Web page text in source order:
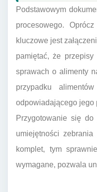
Podstawowym
procesowego.
kluczowe jest
pamiętać, że
sprawach o alimenty
przypadku
odpowiadającego jego
Przygotowanie się
umiejętności
komplet, tym
wymagane, pozwala